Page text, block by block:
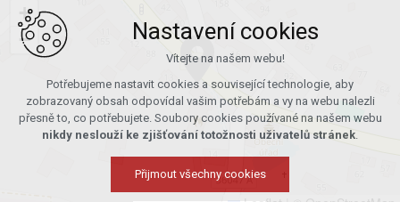
+
−
Nastavení cookies
Vítejte na našem webu!
Potřebujeme nastavit cookies a související technologie, aby
zobrazovaný obsah odpovídal vašim potřebám a vy na webu nalezli
přesně to, co potřebujete. Soubory cookies používané na našem webu
nikdy neslouží ke zjišťování totožnosti uživatelů stránek.
Přijmout všechny cookies